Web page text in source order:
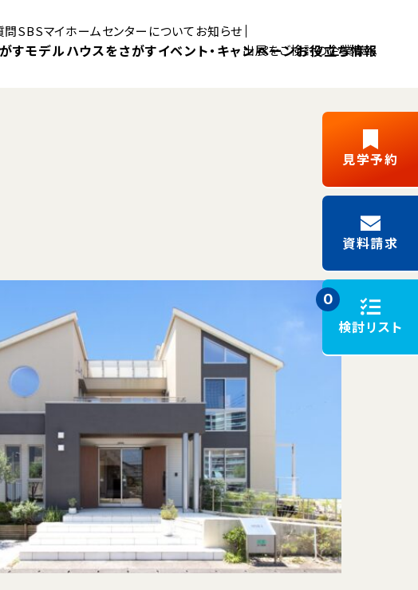
す
施工事例
モデルハウスをさがすイベント・キャンペーン
モデルハウスイベント
ョン
お役立ち情報
座
成金
問SBSマイホームセンターについてお知らせ
出展をご検討の企業様へ
見学予約
資料請求
検討リスト
0